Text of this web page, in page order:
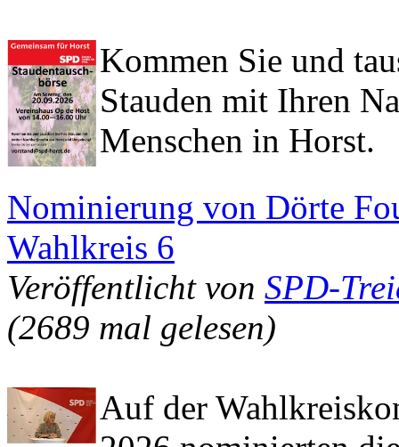
Kommen Sie und
Stauden mit Ihren
Menschen in Horst.
Nominierung von Dörte
Wahlkreis 6
Veröffentlicht von SPD-
(2689 mal gelesen)
Auf der